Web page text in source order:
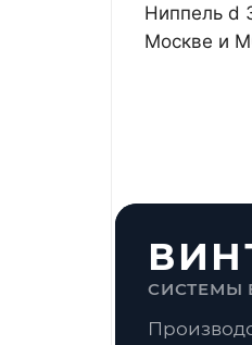
Ниппель d
Москве и
СИСТЕМЫ